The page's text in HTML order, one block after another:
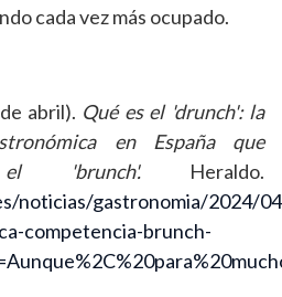
cada vez más ocupado.
abril). Qué es el 'drunch': la
en España que
'brunch'.Heraldo.
noticias/gastronomia/2024/
competencia-brunch-